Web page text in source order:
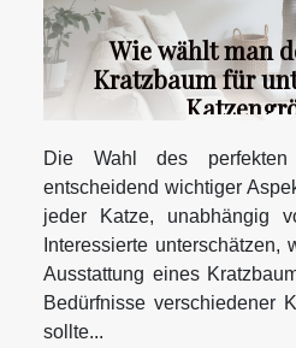
Wie wählt man
Kratzbaum für
Die Wahl des
entscheidend wichtiger
jeder Katze, unabhängig
Interessierte
Ausstattung eines
Bedürfnisse verschiedener
sollte...